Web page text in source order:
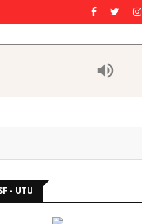
- UTU